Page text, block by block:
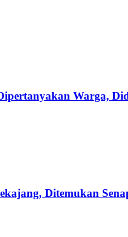
Warga,
Ditemukan